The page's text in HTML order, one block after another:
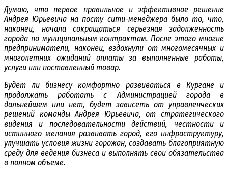
Думаю, что первое правильное и эффективное решение
Андрея Юрьевича на посту сити-менеджера было то, что,
наконец, начала сокращаться серьезная задолженность
города по муниципальным контрактам. После этого многие
предприниматели, наконец, вздохнули от многомесячных и
многолетних ожиданий оплаты за выполненные работы,
услуги или поставленный товар.
Будет ли бизнесу комфортно развиваться в Кургане и
продолжать работать с Администрацией города в
дальнейшем или нет, будет зависеть от управленческих
решений команды Андрея Юрьевича, от стратегического
видения и последовательности действий, честности и
истинного желания развивать город, его инфраструктуру,
улучшать условия жизни горожан, создавать благоприятную
среду для ведения бизнеса и выполнять свои обязательства
в полном объеме.